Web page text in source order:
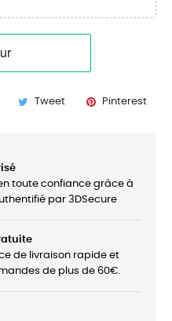
Tweet Pinterest
toute confiance grâce à
par 3DSecure
de livraison rapide et
de plus de 60€.